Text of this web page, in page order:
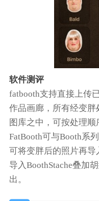
软件测评
fatbooth支持直接上传
作品画廊，所有经变
图库之中，可按处理顺
FatBooth可与Booth系
可将变胖后的照片再
导入BoothStache叠加
出。